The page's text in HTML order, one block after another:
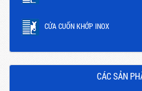
CỬA CUỐN KHỚP INOX
CÁC SẢN